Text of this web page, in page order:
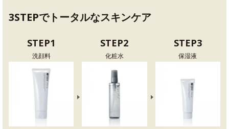
3STEPでトータルなスキンケア
STEP1
洗顔料
STEP2
化粧水
STEP3
保湿液